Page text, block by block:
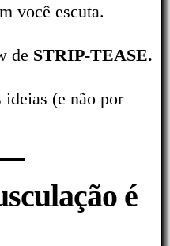
você escuta.
de STRIP-TEASE.
ideias (e não por
é